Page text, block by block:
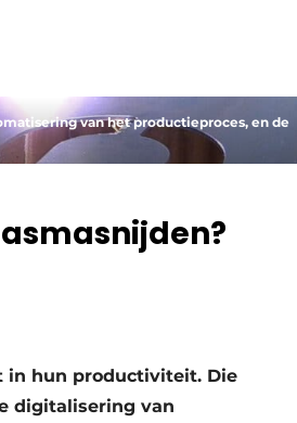
van het productieproces, en de
in hun productiviteit. Die
digitalisering van